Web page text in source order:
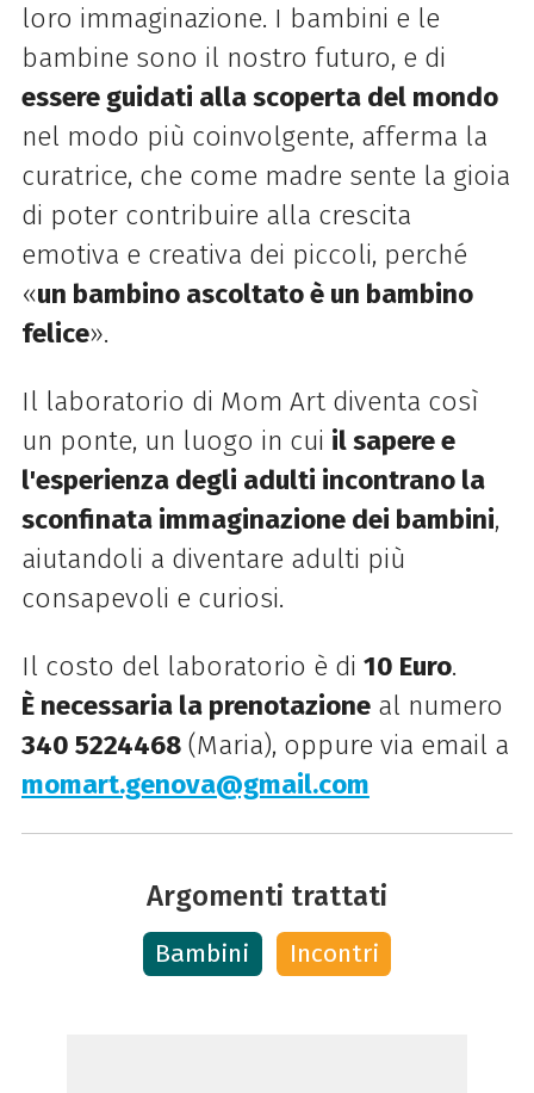
loro immaginazione. I bambini e le
bambine sono il nostro futuro, e di
essere guidati alla scoperta del mondo
nel modo più coinvolgente, afferma la
curatrice, che come madre sente la gioia
di poter contribuire alla crescita
emotiva e creativa dei piccoli, perché
«un bambino ascoltato è un bambino
felice».
Il laboratorio di Mom Art diventa così
un ponte, un luogo in cui il sapere e
l'esperienza degli adulti incontrano la
sconfinata immaginazione dei bambini,
aiutandoli a diventare adulti più
consapevoli e curiosi.
Il costo del laboratorio è di 10 Euro.
È necessaria la prenotazioneal numero
340 5224468(Maria), oppure via email a
momart.genova@gmail.com
Argomenti trattati
Bambini Incontri